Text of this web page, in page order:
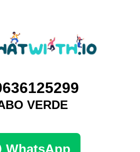
VERDE
WhatsApp